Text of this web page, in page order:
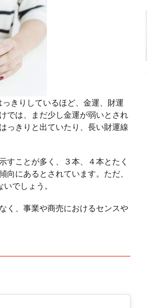
きりしているほど、金運、財運
では、まだ少し金運が弱いとされ
っきりと出ていたり、長い財運線
すことが多く、３本、４本とたく
にあるとされています。ただ、
でしょう。
く、事業や商売におけるセンスや